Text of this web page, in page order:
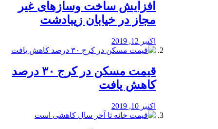
افزایش ساخت وسازهای غیر
مجاز در خیابان زیبادشت
اکتبر 12, 2019
️قیمت مسکن در کرج ۳۰ درصد
کاهش یافت
اکتبر 10, 2019